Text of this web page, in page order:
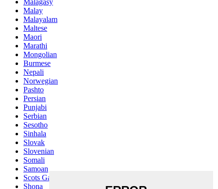
Malay
Malayalam
Maltese
Maori
Marathi
Mongolian
Burmese
Nepali
Norwegian
Pashto
Persian
Punjabi
Serbian
Sesotho
Sinhala
Slovak
Slovenian
Somali
Samoan
Scots Gaelic
Shona